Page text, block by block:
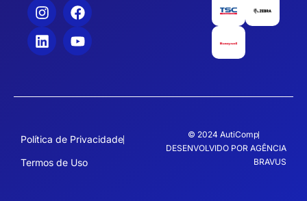
Política de Privacidade
Termos de Uso
© 2024 AutiComp
DESENVOLVIDO POR AGÊNCIA
BRAVUS